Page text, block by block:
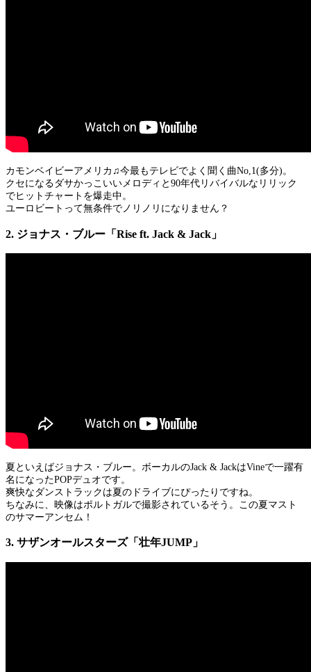
カモンベイビーアメリカ♫今最もテレビでよく聞く曲No,1(多分)。
クセになるダサかっこいいメロディと90年代リバイバルなリリック
でヒットチャートを爆走中。
ユーロビートって無条件でノリノリになりません？
2. ジョナス・ブルー「Rise ft. Jack & Jack」
夏といえばジョナス・ブルー。ボーカルのJack & JackはVineで一躍有
名になったPOPデュオです。
爽快なダンストラックは夏のドライブにぴったりですね。
ちなみに、映像はポルトガルで撮影されているそう。この夏マスト
のサマーアンセム！
3. サザンオールスターズ「壮年JUMP」